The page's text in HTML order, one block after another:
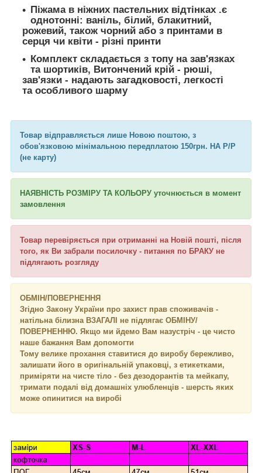
Піжама в ніжних пастельних відтінках .є
однотонні: ваніль, білий, блакитний,
рожевий, також чорний або з принтами в
серця чи квіти - різні принти
Комплект складається з топу на зав'язках
та шортиків, Витончений крій - рюші,
зав'язки - надають загадковості, легкості
та особливого шарму
Товар відправляється лише Новою поштою, з
обов'язковою мінімальною передплатою 150грн. НА Р/Р
(не карту)
НАЯВНІСТЬ РОЗМІРУ ТА КОЛЬОРУ уточнюється в момент
замовлення
Товар перевіряється при отриманні на Новій пошті, після
того, як Ви забрали посилочку - питання по БРАКУ не
підлягають розгляду
ОБМІН/ПОВЕРНЕННЯ
Згідно Закону України про захист прав споживачів -
натільна білизна ВЗАГАЛІ не підлягає ОБМІНУ/
ПОВЕРНЕННЮ. Якщо ми йдемо Вам назустріч - це чисто
наше бажання Вам допомогти
Тому велике прохання ставитися до виробу бережливо,
залишати його в оригінальній упаковці, з етикетками,
приміряти на чисте тіло - без дезодорантів та мейкапу,
тримати подалі від домашніх улюбленців - шерсть яких
може опинитися на виробі